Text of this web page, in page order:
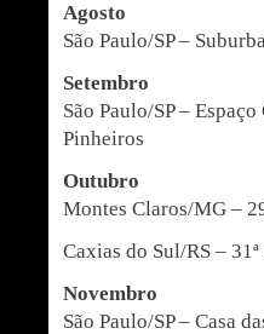
Agosto
São Paulo/SP –
Setembro
São Paulo/SP –
Pinheiros
Outubro
Montes Claros/MG –
Caxias do Sul/RS –
Novembro
São Paulo/SP – Casa